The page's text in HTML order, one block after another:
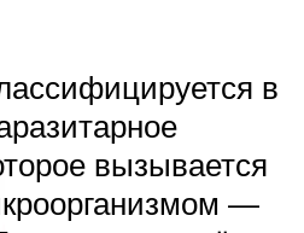
в
вызывается
—